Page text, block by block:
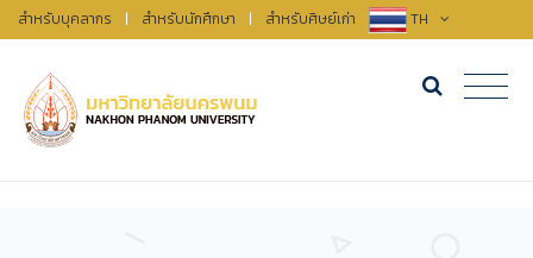
สำหรับบุคลากร | สำหรับนักศึกษา | สำหรับศิษย์เก่า TH